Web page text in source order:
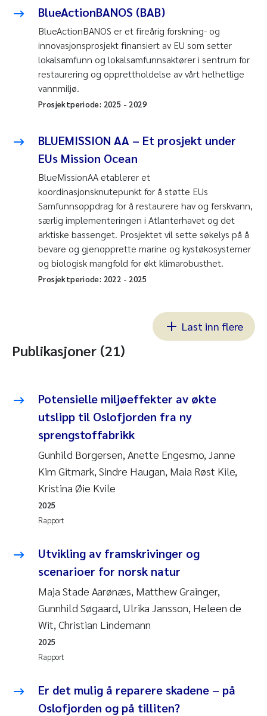
BlueActionBANOS (BAB)
BlueActionBANOS er et fireårig forskning- og
innovasjonsprosjekt finansiert av EU som setter
lokalsamfunn og lokalsamfunnsaktører i sentrum for
restaurering og opprettholdelse av vårt helhetlige
vannmiljø.
Prosjektperiode: 2025 - 2029
BLUEMISSION AA – Et prosjekt under
EUs Mission Ocean
BlueMissionAA etablerer et
koordinasjonsknutepunkt for å støtte EUs
Samfunnsoppdrag for å restaurere hav og ferskvann,
særlig implementeringen i Atlanterhavet og det
arktiske bassenget. Prosjektet vil sette søkelys på å
bevare og gjenopprette marine og kystøkosystemer
og biologisk mangfold for økt klimarobusthet.
Prosjektperiode: 2022 - 2025
Last inn flere
Publikasjoner (21)
Potensielle miljøeffekter av økte
utslipp til Oslofjorden fra ny
sprengstoffabrikk
Gunhild Borgersen, Anette Engesmo, Janne
Kim Gitmark, Sindre Haugan, Maia Røst Kile,
Kristina Øie Kvile
Rapport
2025
Utvikling av framskrivinger og
scenarioer for norsk natur
Maja Stade Aarønæs, Matthew Grainger,
Gunnhild Søgaard, Ulrika Jansson, Heleen de
Wit, Christian Lindemann
Rapport
2025
Er det mulig å reparere skadene – på
Oslofjorden og på tilliten?